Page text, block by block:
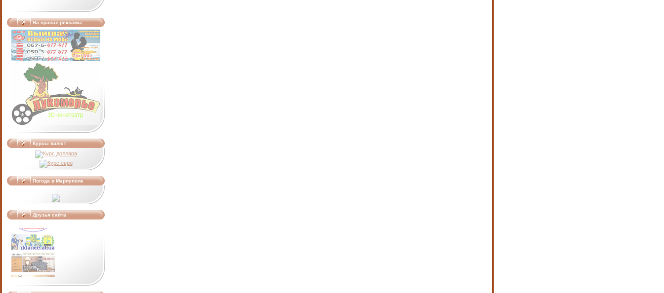
На правах рекламы
Курсы валют
Погода в Мариуполе
Друзья сайта